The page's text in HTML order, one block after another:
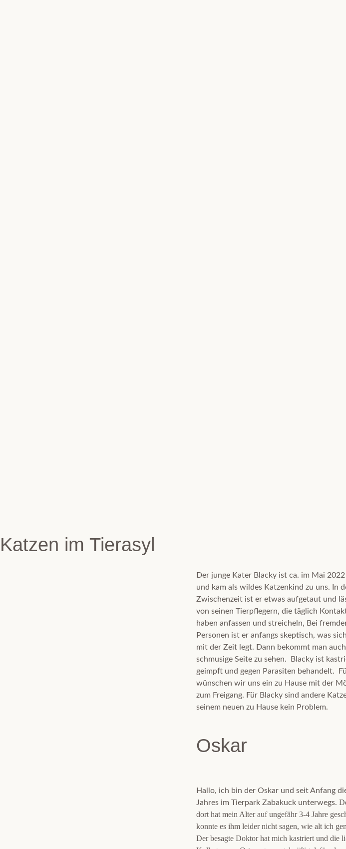
Katzen im Tierasyl
Der junge Kater Blacky ist ca. im Mai
und kam als wildes Katzenkind zu uns. In
Zwischenzeit ist er etwas aufgetaut und
von seinen Tierpflegern, die täglich
haben anfassen und streicheln, Bei
Personen ist er anfangs skeptisch, was
mit der Zeit legt. Dann bekommt man
schmusige Seite zu sehen. Blacky ist
geimpft und gegen Parasiten behandelt.
wünschen wir uns ein zu Hause mit der
zum Freigang. Für Blacky sind andere
seinem neuen zu Hause kein Problem.
Oskar
Hallo, ich bin der Oskar und seit Anfang
Jahres im Tierpark Zabakuck unterwegs.
dort hat mein Alter auf ungefähr 3-4 Jahre
konnte es ihm leider nicht sagen, wie alt ich
Der besagte Doktor hat mich kastriert und die